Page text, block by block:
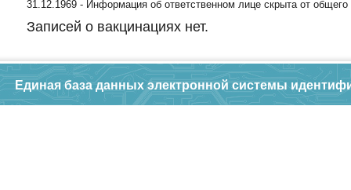
31.12.1969 - Информация об ответственном лице скрыта от общего
Записей о вакцинациях нет.
Единая база данных электронной системы